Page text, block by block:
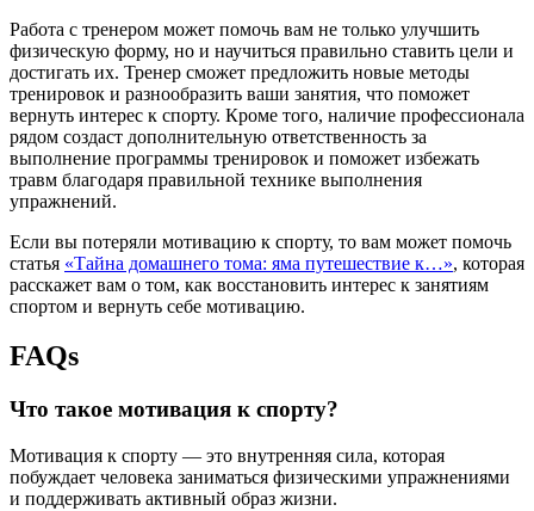
Работа с тренером может помочь вам не только улучшить
физическую форму, но и научиться правильно ставить цели и
достигать их. Тренер сможет предложить новые методы
тренировок и разнообразить ваши занятия, что поможет
вернуть интерес к спорту. Кроме того, наличие профессионала
рядом создаст дополнительную ответственность за
выполнение программы тренировок и поможет избежать
травм благодаря правильной технике выполнения
упражнений.
Если вы потеряли мотивацию к спорту, то вам может помочь
статья «Тайна домашнего тома: яма путешествие к…», которая
расскажет вам о том, как восстановить интерес к занятиям
спортом и вернуть себе мотивацию.
FAQs
Что такое мотивация к спорту?
Мотивация к спорту — это внутренняя сила, которая
побуждает человека заниматься физическими упражнениями
и поддерживать активный образ жизни.